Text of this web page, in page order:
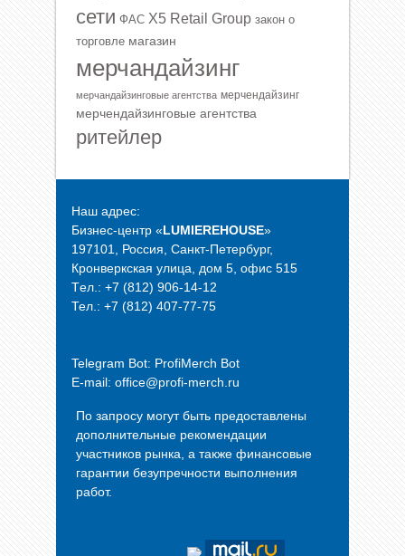
сети ФАС Х5 Retail Group закон о
торговле магазин
мерчандайзинг
мерчандайзинговые агентства мерчендайзинг
мерчендайзинговые агентства
ритейлер
Наш адрес:
Бизнес-центр «LUMIEREHOUSE»
197101, Россия, Санкт-Петербург,
Кронверкская улица, дом 5, офис 515
Tел.: +7 (812) 906-14-12
Тел.: +7 (812) 407-77-75
Telegram Bot: ProfiMerch Bot
E-mail: office@profi-merch.ru
По запросу могут быть предоставлены
дополнительные рекомендации
участников рынка, а также финансовые
гарантии безупречности выполнения
работ.